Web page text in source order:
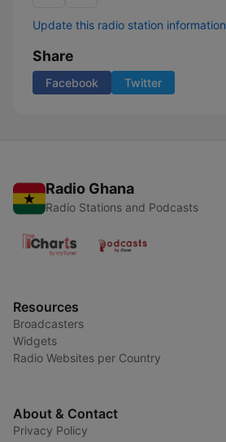
Update this radio station information
Share
Facebook Twitter
Radio Ghana
Radio Stations and Podcasts
Resources
Broadcasters
Widgets
Radio Websites per Country
About & Contact
Privacy Policy